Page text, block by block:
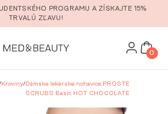
PROGRAMU A ZÍSKAJTE 15%
TRVALÚ ZĽAVU!
0
Kroviny/Dámske lekárske nohavice PROSTE
SCRUBS Basic HOT CHOCOLATE